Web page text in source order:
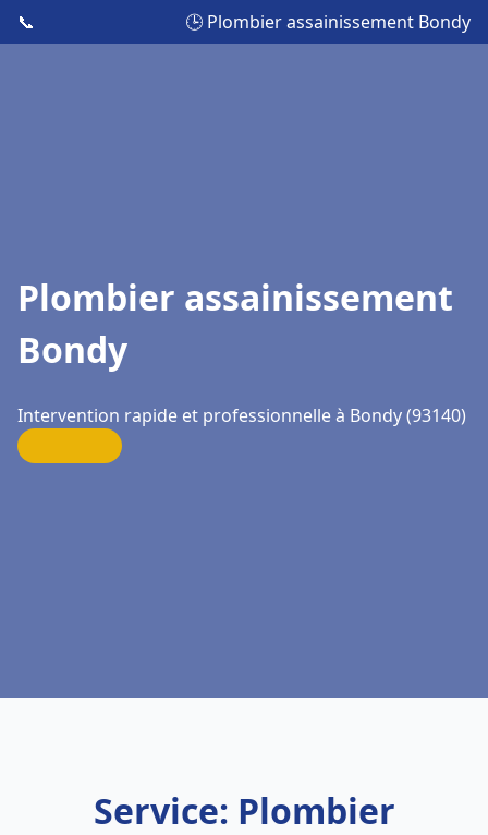
📞 🕒 Plombier assainissement Bondy
Plombier assainissement
Bondy
Intervention rapide et professionnelle à Bondy (93140)
Service: Plombier